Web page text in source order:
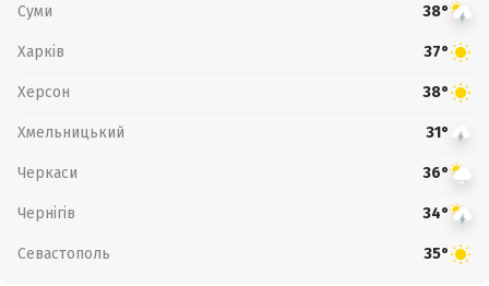
Суми 38°
Харків 37°
Херсон 38°
Хмельницький 31°
Черкаси 36°
Чернігів 34°
Севастополь 35°